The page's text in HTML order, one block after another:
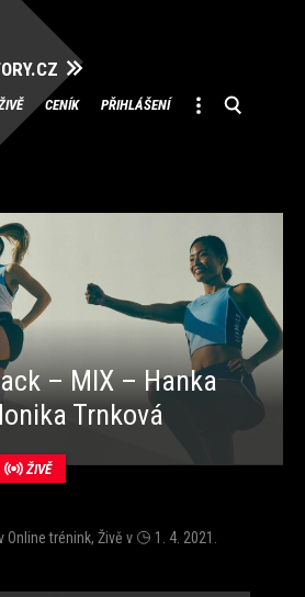
CENÍK PŘIHLÁŠENÍ
– MIX – Hanka
Trnková
ŽIVĚ
Online trénink, Živě v 1. 4. 2021